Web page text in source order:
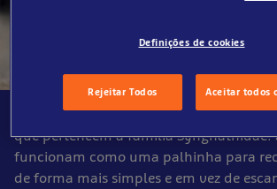
Os Cavalos Marinhos são um grupo de
que pertencem à família Syngnathidae.
funcionam como uma palhinha para
de forma mais simples e em vez de
Definições de cookies
Rejeitar Todos Aceitar todos